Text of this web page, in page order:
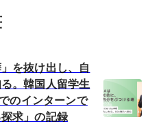
」を抜け出し、自
。韓国人留学生
のインターンで
求」の記録